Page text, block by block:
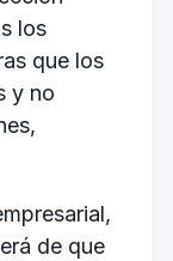
los
que los
y no
de que